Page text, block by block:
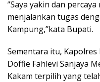
‘’Saya yakin dan
menjalankan tugas
Kampung,’’kata Bupati.
Sementara itu, Kapolres
Doffie Fahlevi Sanjaya
Kakam terpilih yang